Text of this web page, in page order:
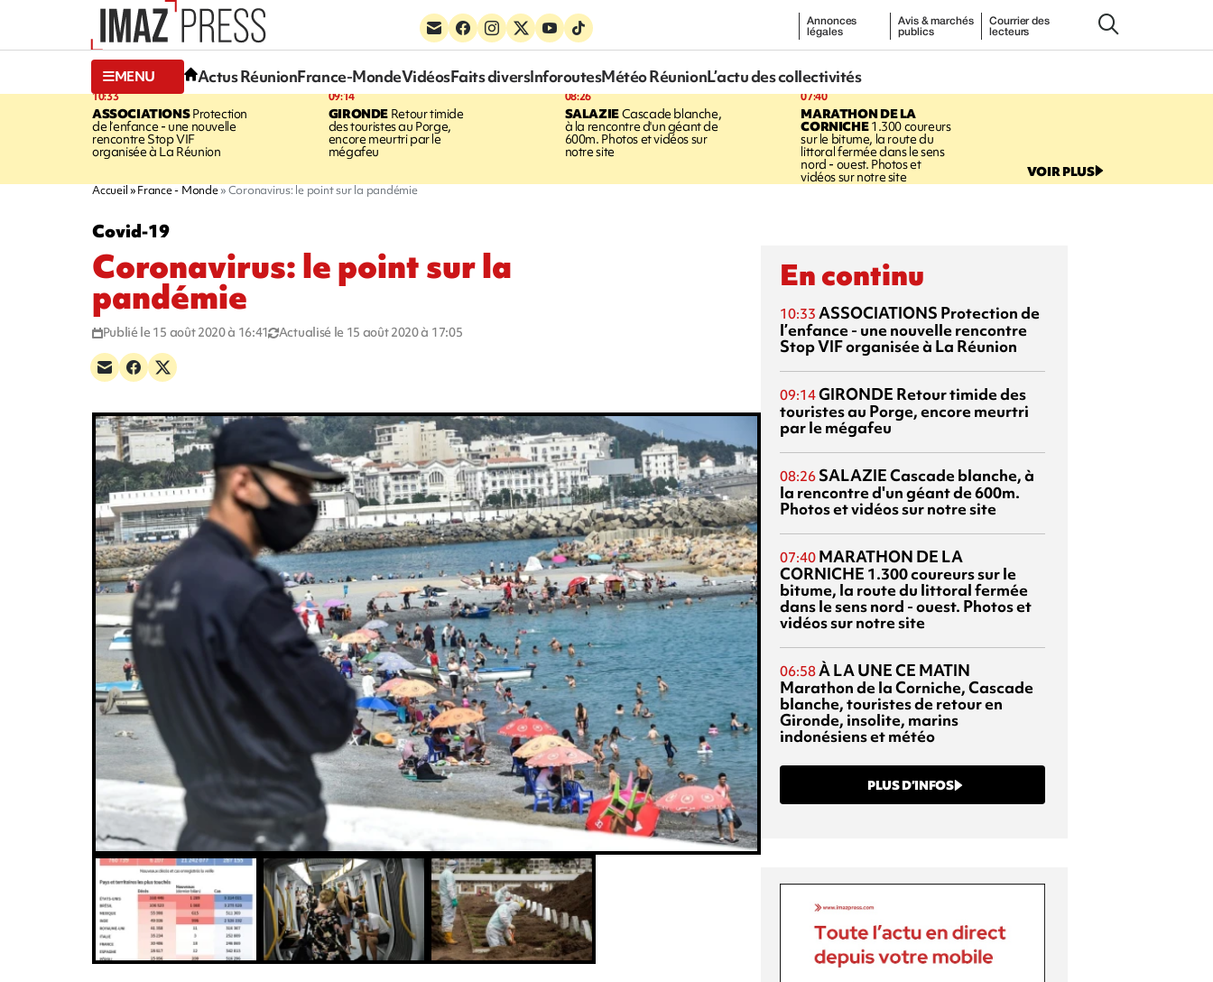
Annonces
légales
Avis & marchés
publics
Courrier des
lecteurs
MENU Actus RéunionFrance-MondeVidéosFaits diversInforoutesMétéo RéunionL’actu des collectivités
10:33
ASSOCIATIONSProtection
de l’enfance - une nouvelle
rencontre Stop VIF
organisée à La Réunion
09:14
GIRONDE Retour timide
des touristes au Porge,
encore meurtri par le
mégafeu
08:26
SALAZIECascade blanche,
à la rencontre d'un géant de
600m. Photos et vidéos sur
notre site
07:40
MARATHON DE LA
CORNICHE1.300 coureurs
sur le bitume, la route du
littoral fermée dans le sens
nord - ouest. Photos et
vidéos sur notre site VOIR PLUS
Accueil France - Monde Coronavirus: le point sur la pandémie
Covid-19
Coronavirus: le point sur la
pandémie
Publié le 15 août 2020 à 16:41 Actualisé le 15 août 2020 à 17:05
En continu
10:33 ASSOCIATIONS Protection de
l’enfance - une nouvelle rencontre
Stop VIF organisée à La Réunion
09:14GIRONDE Retour timide des
touristes au Porge, encore meurtri
par le mégafeu
08:26 SALAZIECascade blanche, à
la rencontre d'un géant de 600m.
Photos et vidéos sur notre site
07:40 MARATHON DE LA
CORNICHE 1.300 coureurs sur le
bitume, la route du littoral fermée
dans le sens nord - ouest. Photos et
vidéos sur notre site
06:58À LA UNE CE MATIN
Marathon de la Corniche, Cascade
blanche, touristes de retour en
Gironde, insolite, marins
indonésiens et météo
PLUS D’INFOS